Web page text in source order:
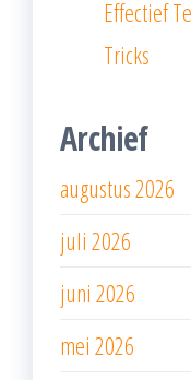
Effectief
Tricks
Archief
augustus 2026
juli 2026
juni 2026
mei 2026